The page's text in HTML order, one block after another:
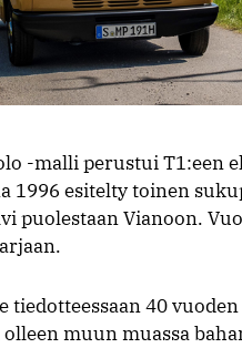
-malli perustui T1:een
1996 esitelty toinen
puolestaan Vianoon.
tiedotteessaan 40
muun muassa